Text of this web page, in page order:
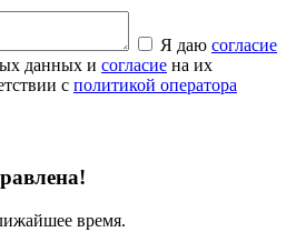
Я даю согласие
данных и согласие на их
с политикой оператора
время.